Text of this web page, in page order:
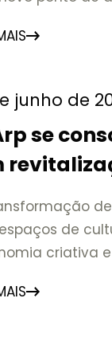
amor pela
junho de
se
do
de
criativa
como o